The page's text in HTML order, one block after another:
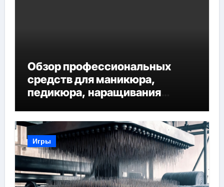
Обзор профессиональных
средств для маникюра,
педикюра, наращивания
Игры